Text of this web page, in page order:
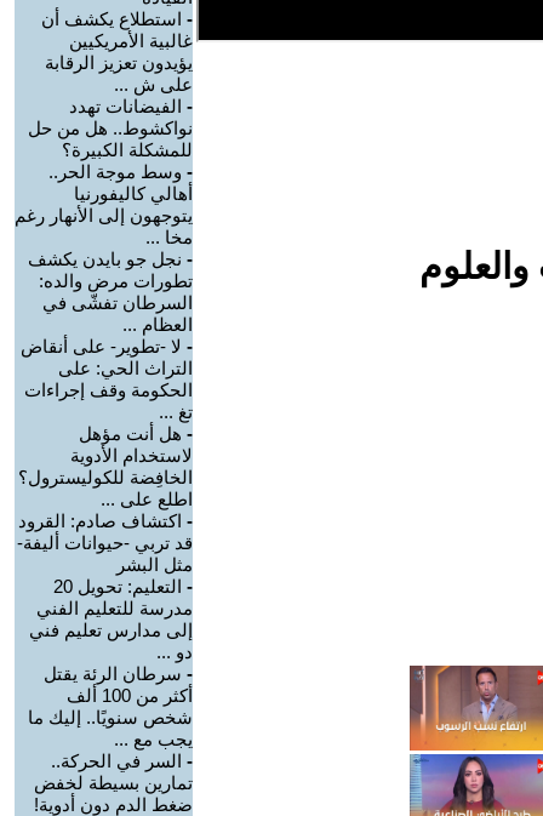
- استطلاع يكشف أن
غالبية الأمريكيين
يؤيدون تعزيز الرقابة
على ش ...
- الفيضانات تهدد
نواكشوط.. هل من حل
للمشكلة الكبيرة؟
- وسط موجة الحر..
أهالي كاليفورنيا
يتوجهون إلى الأنهار رغم
مخا ...
- نجل جو بايدن يكشف
تطورات مرض والده:
السرطان تفشّى في
العظام ...
- لا -تطوير- على أنقاض
التراث الحي: على
الحكومة وقف إجراءات
تغ ...
- هل أنت مؤهل
لاستخدام الأدوية
الخافِضة للكوليسترول؟
اطلع على ...
- اكتشاف صادم: القرود
قد تربي -حيوانات أليفة-
مثل البشر
-
التعليم: تحويل 20
مدرسة للتعليم الفني
إلى مدارس تعليم فني
دو ...
- سرطان الرئة يقتل
أكثر من 100 ألف
شخص سنويًا.. إليك ما
يجب مع ...
- السر في الحركة..
تمارين بسيطة لخفض
ضغط الدم دون أدوية!